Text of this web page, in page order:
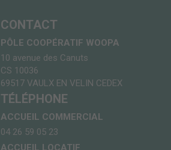
CONTACT
PÔLE COOPÉRATIF WOOPA
10 avenue des Canuts
CS 10036
69517 VAULX EN VELIN CEDEX
TÉLÉPHONE
ACCUEIL COMMERCIAL
04 26 59 05 23
ACCUEIL LOCATIF